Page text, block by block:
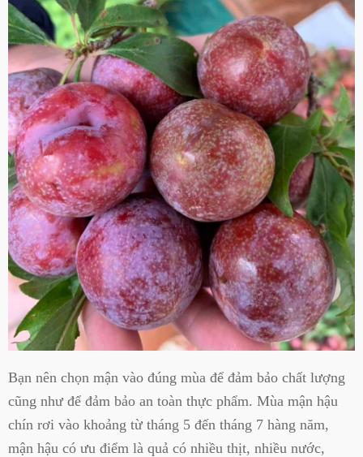
Bạn nên chọn mận vào đúng mùa để đảm bảo chất lượng
cũng như để đảm bảo an toàn thực phẩm. Mùa mận hậu
chín rơi vào khoảng từ tháng 5 đến tháng 7 hàng năm,
mận hậu có ưu điểm là quả có nhiều thịt, nhiều nước,